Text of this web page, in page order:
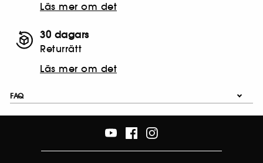
Läs mer om det
30 dagars
Returrätt
Läs mer om det
FAQ